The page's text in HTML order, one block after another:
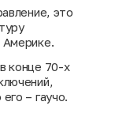
это
Америке.
конце 70-х
– гаучо.